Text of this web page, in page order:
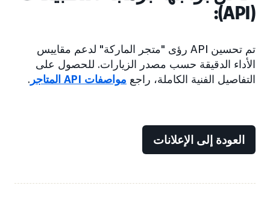
(API):
تم تحسين API رؤى "متجر الماركة" لدعم مقاييس
الأداء الدقيقة حسب مصدر الزيارات. للحصول على
التفاصيل الفنية الكاملة، راجع مواصفات API المتاجر .
العودة إلى الإعلانات